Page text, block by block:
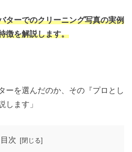
ターでのクリーニング写真の実例
徴を解説します。
ーを選んだのか、その『プロとし
します」
目次